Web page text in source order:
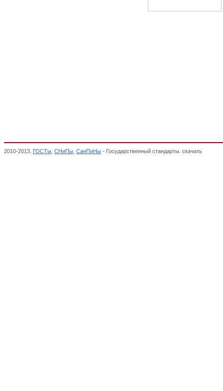
2010-2013. ГОСТы СНиПы СанПиНы - Государственный стандарты. скачать